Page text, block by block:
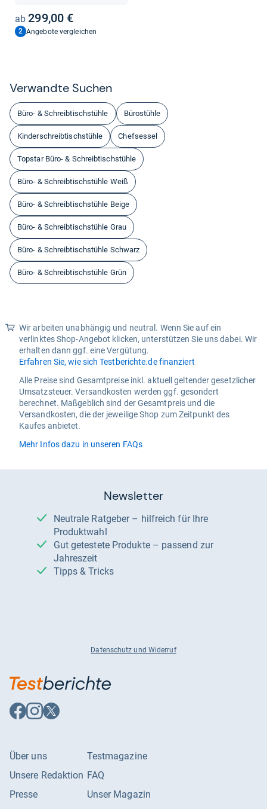
299,00 €
2 Angebote vergleichen
Ver­wandte Suchen
Büro- & Schreibtischstühle Bürostühle
Kinderschreibtischstühle Chefsessel
Topstar Büro- & Schreibtischstühle
Büro- & Schreibtischstühle Weiß
Büro- & Schreibtischstühle Beige
Büro- & Schreibtischstühle Grau
Büro- & Schreibtischstühle Schwarz
Büro- & Schreibtischstühle Grün
Wir arbeiten unabhängig und neutral. Wenn Sie auf ein
verlinktes Shop-Angebot klicken, unterstützen Sie uns dabei. Wir
erhalten dann ggf. eine Vergütung.
Erfahren Sie, wie sich Testberichte.de finanziert
Alle Preise sind Gesamtpreise inkl. aktuell geltender gesetzlicher
Umsatzsteuer. Versandkosten werden ggf. gesondert
berechnet. Maßgeblich sind der Gesamtpreis und die
Versandkosten, die der jeweilige Shop zum Zeitpunkt des
Kaufes anbietet.
Mehr Infos dazu in unseren FAQs
Newsletter
Neutrale Ratgeber – hilfreich für Ihre
Produktwahl
Gut getestete Produkte – passend zur
Jahreszeit
Tipps & Tricks
Datenschutz und Widerruf
Auf
Facebook
Auf
Instagram
Auf
X
Über uns
Unsere Redaktion
Presse
Testmagazine
FAQ
Unser Magazin